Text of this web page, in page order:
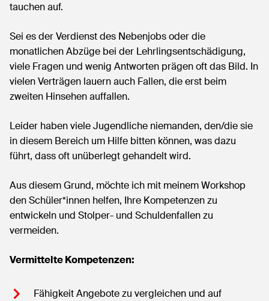
tauchen auf.
Sei es der Verdienst des Nebenjobs oder die
monatlichen Abzüge bei der Lehrlingsentschädigung,
viele Fragen und wenig Antworten prägen oft das Bild. In
vielen Verträgen lauern auch Fallen, die erst beim
zweiten Hinsehen auffallen.
Leider haben viele Jugendliche niemanden, den/die sie
in diesem Bereich um Hilfe bitten können, was dazu
führt, dass oft unüberlegt gehandelt wird.
Aus diesem Grund, möchte ich mit meinem Workshop
den Schüler*innen helfen, Ihre Kompetenzen zu
entwickeln und Stolper- und Schuldenfallen zu
vermeiden.
Vermittelte Kompetenzen:
Fähigkeit Angebote zu vergleichen und auf